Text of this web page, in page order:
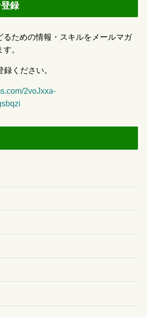
録
るための情報・スキルをメールマガ
。
ください。
2voJxxa-